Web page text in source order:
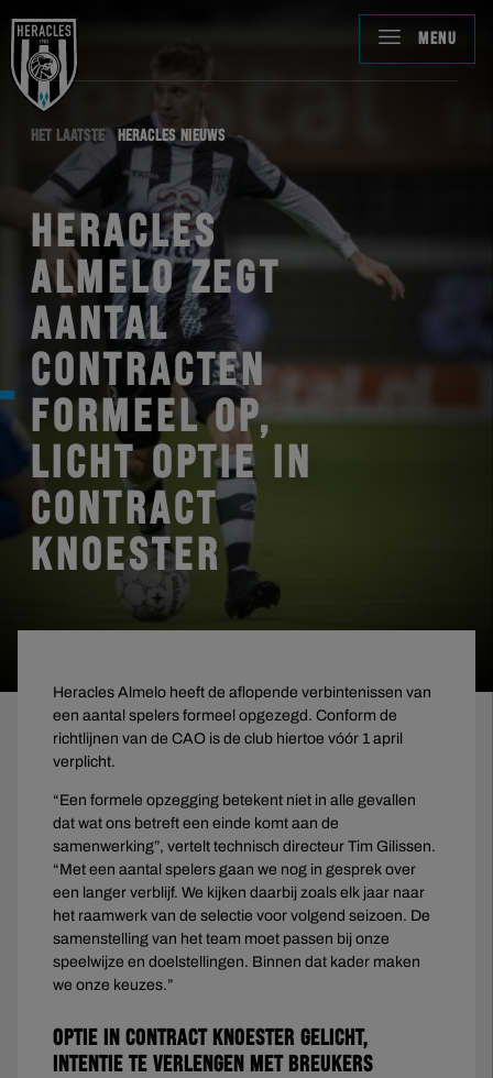
MENU
HET LAATSTE HERACLES NIEUWS
HERACLES
ALMELO ZEGT
AANTAL
CONTRACTEN
FORMEEL OP,
LICHT OPTIE IN
CONTRACT
KNOESTER
Heracles Almelo heeft de aflopende verbintenissen van
een aantal spelers formeel opgezegd. Conform de
richtlijnen van de CAO is de club hiertoe vóór 1 april
verplicht.
“Een formele opzegging betekent niet in alle gevallen
dat wat ons betreft een einde komt aan de
samenwerking”, vertelt technisch directeur Tim Gilissen.
“Met een aantal spelers gaan we nog in gesprek over
een langer verblijf. We kijken daarbij zoals elk jaar naar
het raamwerk van de selectie voor volgend seizoen. De
samenstelling van het team moet passen bij onze
speelwijze en doelstellingen. Binnen dat kader maken
we onze keuzes.”
Optie in contract Knoester gelicht,
intentie te verlengen met Breukers